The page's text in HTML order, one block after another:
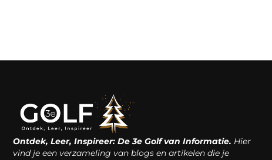
Ontdek, Leer, Inspireer: De 3e Golf van Informatie. Hier
vind je een verzameling van blogs en artikelen die je